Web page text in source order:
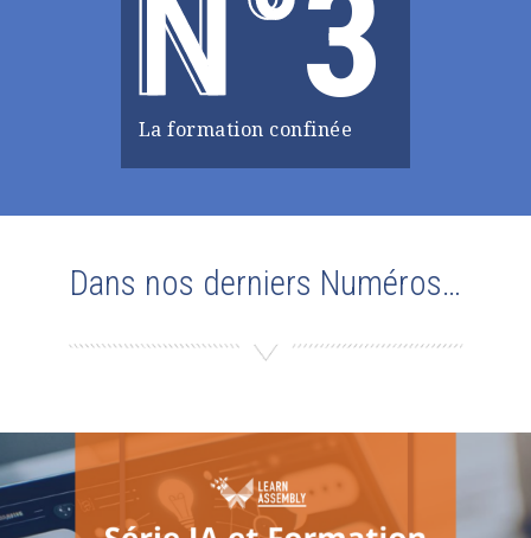
3
La formation confinée
Dans nos derniers Numéros…